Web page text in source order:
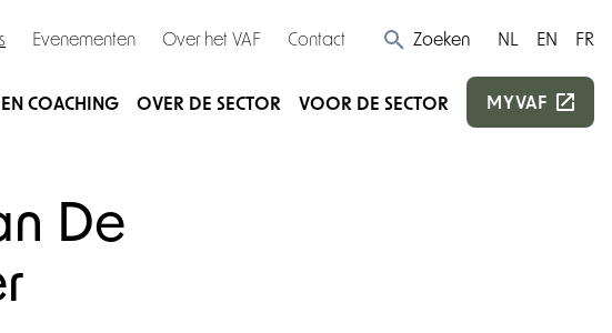
Evenementen Over het VAF Contact Zoeken NL EN FR
COACHING OVER DE SECTOR VOOR DE SECTOR MYVAF
De